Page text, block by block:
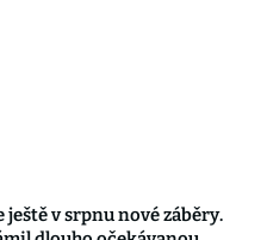
ještě v srpnu nové záběry.